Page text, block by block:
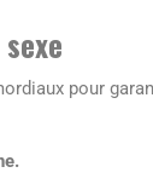
pour